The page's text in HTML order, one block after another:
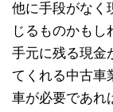
他に手段がなく
じるものかもし
手元に残る現金
てくれる中古車
車が必要であれ